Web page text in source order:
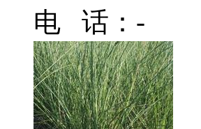
电 话：-